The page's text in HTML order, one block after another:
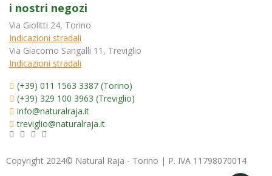
i nostri negozi
Via Giolitti 24, Torino
Indicazioni stradali
Via Giacomo Sangalli 11, Treviglio
Indicazioni stradali
(+39) 011 1563 3387 (Torino)
(+39) 329 100 3963 (Treviglio)
info@naturalraja.it
treviglio@naturalraja.it
Copyright 2024© Natural Raja - Torino | P. IVA 11798070014